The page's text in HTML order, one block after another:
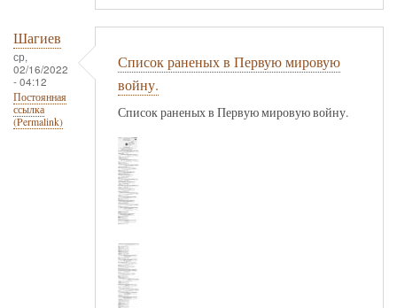
Шагиев
ср,
02/16/2022
- 04:12
Постоянная
ссылка
(Permalink)
Список раненых в Первую мировую
войну.
Список раненых в Первую мировую войну.